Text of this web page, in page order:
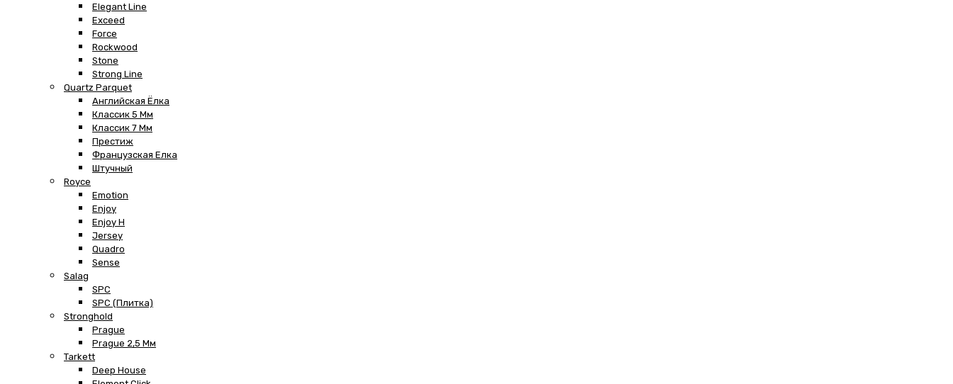
Elegant Line
Exceed
Force
Rockwood
Stone
Strong Line
Quartz Parquet
Английская Ёлка
Классик 5 Мм
Классик 7 Мм
Престиж
Французская Елка
Штучный
Royce
Emotion
Enjoy
Enjoy H
Jersey
Quadro
Sense
Salag
SPC
SPC (плитка)
Stronghold
Prague
Prague 2,5 Мм
Tarkett
Deep House